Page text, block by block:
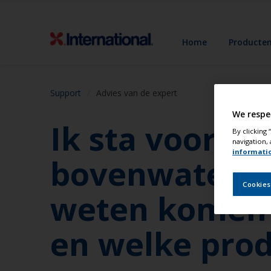
Home Producten
Support Advies van de expert
Ik sta voor
weten
en welke
We
By clicking
navigation,